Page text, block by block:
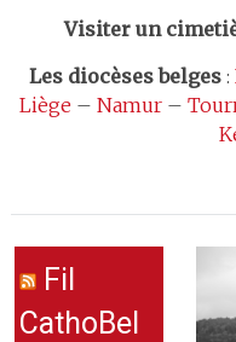
Visiter un
Les diocèses belges:
Liège – Namur–
Fil
CathoBel